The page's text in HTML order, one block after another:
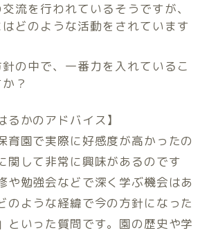
流を行われているそうですが、
どのような活動をされています
の中で、一番力を入れているこ
？
るかのアドバイス】
育園で実際に好感度が高かったの
関して非常に興味があるのです
や勉強会などで深く学ぶ機会はあ
のような経緯で今の方針になった
といった質問です。園の歴史や学